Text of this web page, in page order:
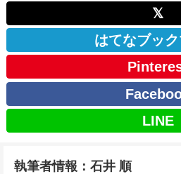
𝕏
はてなブッ
LINE
執筆者情報：石井 順